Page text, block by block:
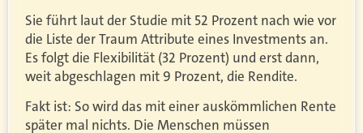
Sie führt laut der Studie mit 52 Prozent nach wie vor
die Liste der Traum Attribute eines Investments an.
Es folgt die Flexibilität (32 Prozent) und erst dann,
weit abgeschlagen mit 9 Prozent, die Rendite.
Fakt ist: So wird das mit einer auskömmlichen Rente
später mal nichts. Die Menschen müssen